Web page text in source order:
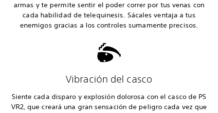
armas y te permite sentir el poder correr por tus venas con
cada habilidad de telequinesis. Sácales ventaja a tus
enemigos gracias a los controles sumamente precisos.
Vibración del casco
Siente cada disparo y explosión dolorosa con el casco de PS
VR2, que creará una gran sensación de peligro cada vez que